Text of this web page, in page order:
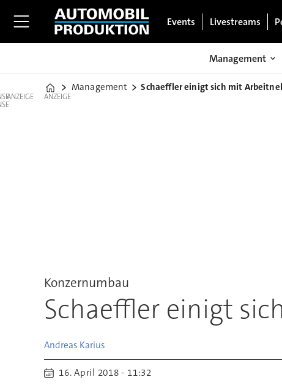
Events Livestreams
Management
Home
Management Schaeffler einigt sich mit
ANZEIGE ANZEIGE
Konzernumbau
Schaeffler einigt
Andreas Karius
16. April 2018 - 11:32